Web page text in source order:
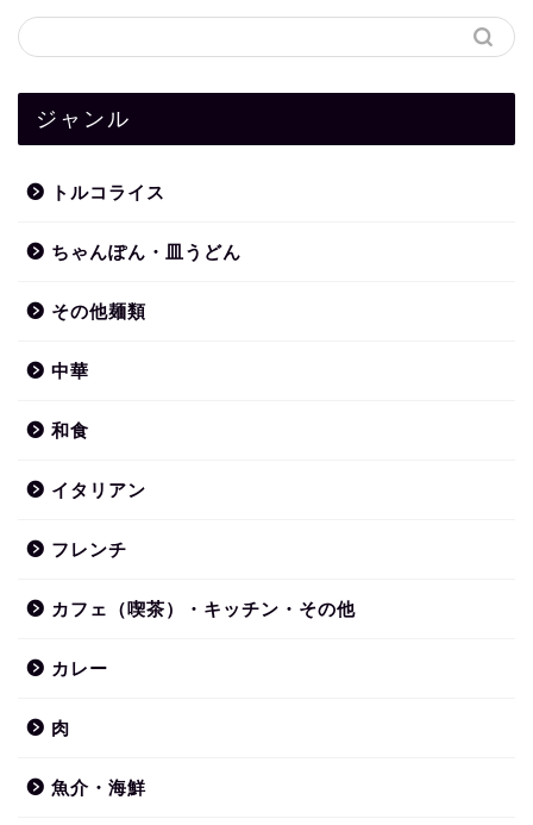
ジャンル
トルコライス
ちゃんぽん・皿うどん
その他麺類
中華
和食
イタリアン
フレンチ
カフェ（喫茶）・キッチン・その他
カレー
肉
魚介・海鮮